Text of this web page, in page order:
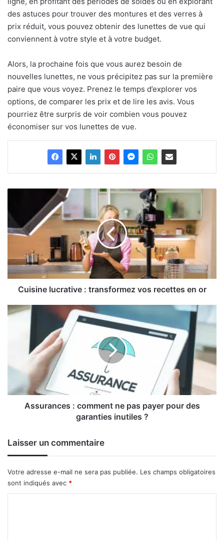
des astuces pour trouver des montures et des verres à
prix réduit, vous pouvez obtenir des lunettes de vue qui
conviennent à votre style et à votre budget.
Alors, la prochaine fois que vous aurez besoin de
nouvelles lunettes, ne vous précipitez pas sur la première
paire que vous voyez. Prenez le temps d’explorer vos
options, de comparer les prix et de lire les avis. Vous
pourriez être surpris de voir combien vous pouvez
économiser sur vos lunettes de vue.
transformez
vos
or
Cuisine lucrative : transformez vos recettes en or
Assurances
comment
pour
garanties
inutilesAssurances : comment ne pas payer pour des
garanties inutiles ?
Laisser un commentaire
Votre adresse e-mail ne sera pas publiée. Les champs obligatoires
sont indiqués avec *